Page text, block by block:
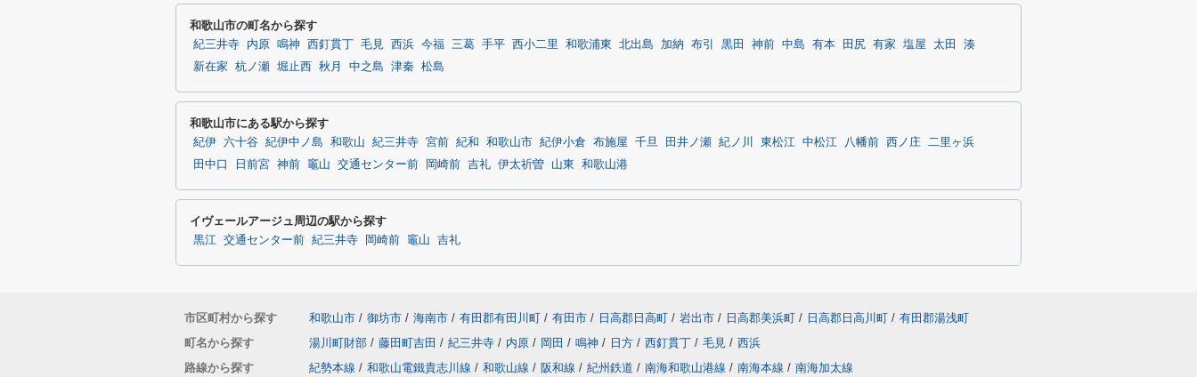
和歌山市の町名から探す
紀三井寺 内原 鳴神 西釘貫丁 毛見 西浜 今福 三葛 手平 西小二里 和歌浦東 北出島 加納 布引 黒田 神前 中島 有本 田尻 有家 塩屋 太田
湊
新在家
杭ノ瀬 堀止西 秋月 中之島 津秦 松島
和歌山市にある駅から探す
紀伊 六十谷 紀伊中ノ島 和歌山 紀三井寺 宮前 紀和 和歌山市 紀伊小倉 布施屋 千旦 田井ノ瀬 紀ノ川 東松江 中松江 八幡前 西ノ庄 二里ヶ浜
田中口
日前宮 神前 竈山 交通センター前 岡崎前 吉礼 伊太祈曽 山東 和歌山港
イヴェールアージュ周辺の駅から探す
黒江 交通センター前 紀三井寺 岡崎前 竈山 吉礼
市区町村から探す 和歌山市 / 御坊市 / 海南市 / 有田郡有田川町 / 有田市 / 日高郡日高町 / 岩出市 / 日高郡美浜町 / 日高郡日高川町 / 有田郡湯浅町
町名から探す
湯川町財部 / 藤田町吉田 / 紀三井寺 / 内原 / 岡田 / 鳴神 / 日方 / 西釘貫丁 / 毛見 / 西浜
路線から探す
紀勢本線 / 和歌山電鐵貴志川線 / 和歌山線 / 阪和線 / 紀州鉄道 / 南海和歌山港線 / 南海本線 / 南海加太線